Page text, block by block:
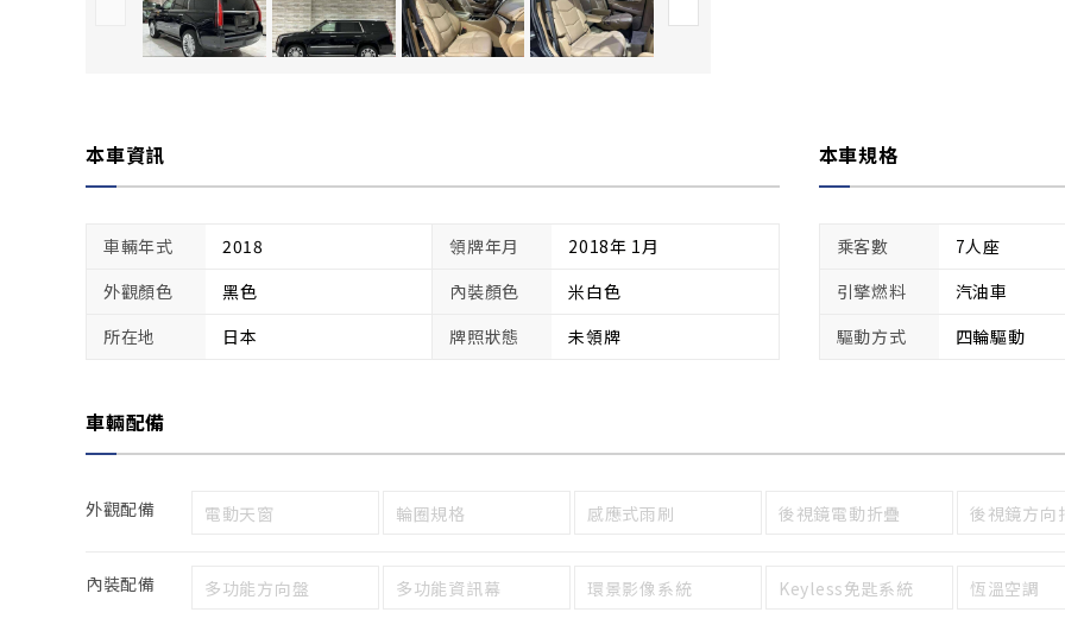
本車資訊
車輛年式 2018 領牌年月
2018年 1月
外觀顏色
黑色 內裝顏色
米白色
所在地
日本 牌照狀態 未領牌
本車規格
乘客數 7人座
引擎燃料
汽油車
驅動方式
四輪驅動
車輛配備
外觀配備 電動天窗 輪圈規格 感應式雨刷 後視鏡電動折疊 後視鏡方向
內裝配備 多功能方向盤 多功能資訊幕 環景影像系統 Keyless免匙系統 恆溫空調